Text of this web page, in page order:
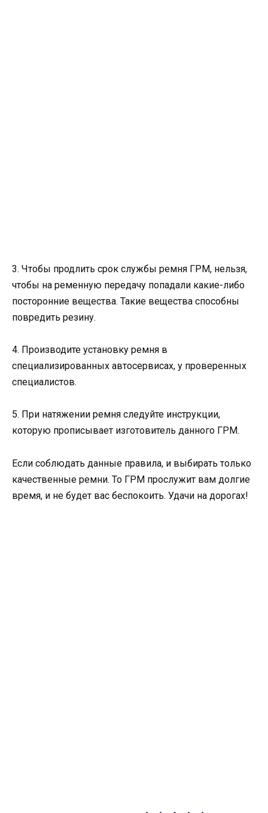
3. Чтобы продлить срок службы ремня ГРМ, нельзя,
чтобы на ременную передачу попадали какие-либо
посторонние вещества. Такие вещества способны
повредить резину.
4. Производите установку ремня в
специализированных автосервисах, у проверенных
специалистов.
5. При натяжении ремня следуйте инструкции,
которую прописывает изготовитель данного ГРМ.
Если соблюдать данные правила, и выбирать только
качественные ремни. То ГРМ прослужит вам долгие
время, и не будет вас беспокоить. Удачи на дорогах!